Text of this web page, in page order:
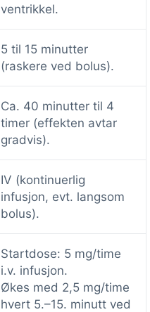
ventrikkel.
5 til 15 minutter
(raskere ved bolus).
Ca. 40 minutter til 4
timer (effekten avtar
gradvis).
IV (kontinuerlig
infusjon, evt. langsom
bolus).
Startdose: 5 mg/time
i.v. infusjon.
Økes med 2,5 mg/time
hvert 5.–15. minutt ved